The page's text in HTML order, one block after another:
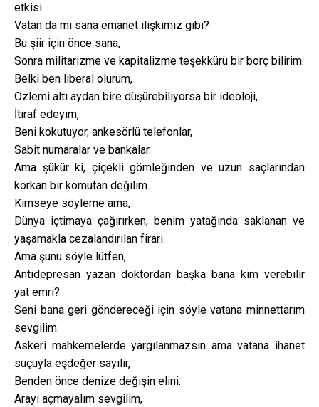
etkisi.
Vatan da mı sana emanet ilişkimiz gibi?
Bu şiir için önce sana,
Sonra militarizme ve kapitalizme teşekkürü bir borç bilirim.
Belki ben liberal olurum,
Özlemi altı aydan bire düşürebiliyorsa bir ideoloji,
İtiraf edeyim,
Beni kokutuyor, ankesörlü telefonlar,
Sabit numaralar ve bankalar.
Ama şükür ki, çiçekli gömleğinden ve uzun saçlarından
korkan bir komutan değilim.
Kimseye söyleme ama,
Dünya içtimaya çağırırken, benim yatağında saklanan ve
yaşamakla cezalandırılan firari.
Ama şunu söyle lütfen,
Antidepresan yazan doktordan başka bana kim verebilir
yat emri?
Seni bana geri göndereceği için söyle vatana minnettarım
sevgilim.
Askeri mahkemelerde yargılanmazsın ama vatana ihanet
suçuyla eşdeğer sayılır,
Benden önce denize değişin elini.
Arayı açmayalım sevgilim,